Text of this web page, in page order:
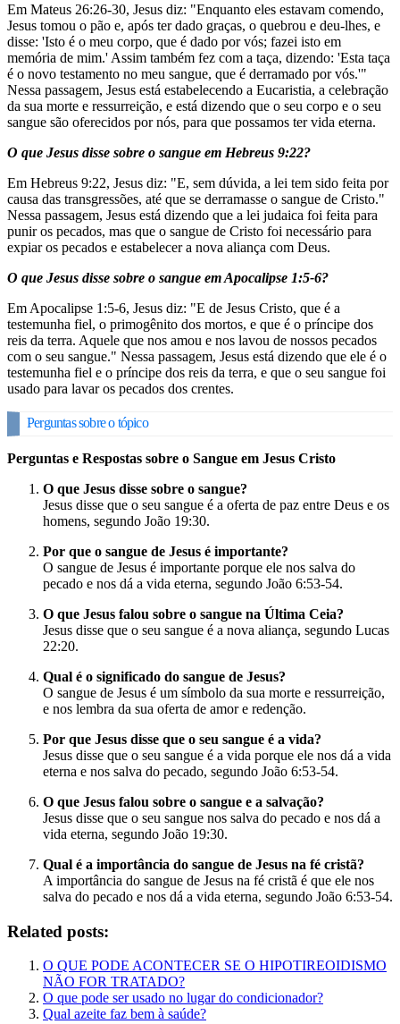
Em Mateus 26:26-30, Jesus diz: "Enquanto eles estavam comendo,
Jesus tomou o pão e, após ter dado graças, o quebrou e deu-lhes, e
disse: 'Isto é o meu corpo, que é dado por vós; fazei isto em
memória de mim.' Assim também fez com a taça, dizendo: 'Esta taça
é o novo testamento no meu sangue, que é derramado por vós.'"
Nessa passagem, Jesus está estabelecendo a Eucaristia, a celebração
da sua morte e ressurreição, e está dizendo que o seu corpo e o seu
sangue são oferecidos por nós, para que possamos ter vida eterna.
O que Jesus disse sobre o sangue em Hebreus 9:22?
Em Hebreus 9:22, Jesus diz: "E, sem dúvida, a lei tem sido feita por
causa das transgressões, até que se derramasse o sangue de Cristo."
Nessa passagem, Jesus está dizendo que a lei judaica foi feita para
punir os pecados, mas que o sangue de Cristo foi necessário para
expiar os pecados e estabelecer a nova aliança com Deus.
O que Jesus disse sobre o sangue em Apocalipse 1:5-6?
Em Apocalipse 1:5-6, Jesus diz: "E de Jesus Cristo, que é a
testemunha fiel, o primogênito dos mortos, e que é o príncipe dos
reis da terra. Aquele que nos amou e nos lavou de nossos pecados
com o seu sangue." Nessa passagem, Jesus está dizendo que ele é o
testemunha fiel e o príncipe dos reis da terra, e que o seu sangue foi
usado para lavar os pecados dos crentes.
Perguntas sobre o tópico
Perguntas e Respostas sobre o Sangue em Jesus Cristo
O que Jesus disse sobre o sangue?
Jesus disse que o seu sangue é a oferta de paz entre Deus e os
homens, segundo João 19:30.
Por que o sangue de Jesus é importante?
O sangue de Jesus é importante porque ele nos salva do
pecado e nos dá a vida eterna, segundo João 6:53-54.
O que Jesus falou sobre o sangue na Última Ceia?
Jesus disse que o seu sangue é a nova aliança, segundo Lucas
22:20.
Qual é o significado do sangue de Jesus?
O sangue de Jesus é um símbolo da sua morte e ressurreição,
e nos lembra da sua oferta de amor e redenção.
Por que Jesus disse que o seu sangue é a vida?
Jesus disse que o seu sangue é a vida porque ele nos dá a vida
eterna e nos salva do pecado, segundo João 6:53-54.
O que Jesus falou sobre o sangue e a salvação?
Jesus disse que o seu sangue nos salva do pecado e nos dá a
vida eterna, segundo João 19:30.
Qual é a importância do sangue de Jesus na fé cristã?
A importância do sangue de Jesus na fé cristã é que ele nos
salva do pecado e nos dá a vida eterna, segundo João 6:53-54.
Related posts:
O QUE PODE ACONTECER SE O HIPOTIREOIDISMO
NÃO FOR TRATADO?
O que pode ser usado no lugar do condicionador?
Qual azeite faz bem à saúde?